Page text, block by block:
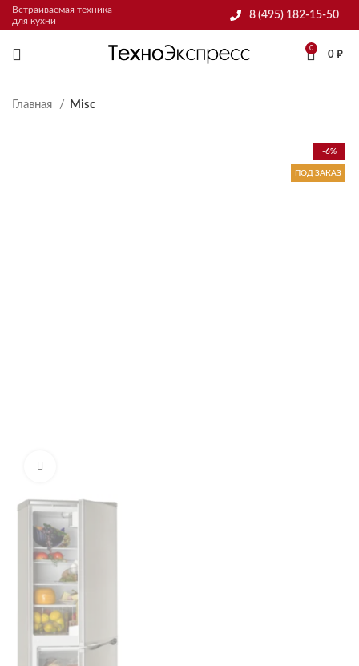
Встраиваемая техника
для кухни
8 (495) 182-15-50
0
0 ₽
Главная Misc
-6%
ПОД ЗАКАЗ